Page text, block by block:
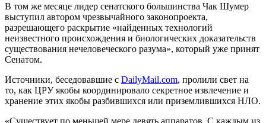
В том же месяце лидер сенатского большинства Чак Шумер
выступил автором чрезвычайного законопроекта,
разрешающего раскрытие «найденных технологий
неизвестного происхождения и биологических доказательств
существования нечеловеческого разума», который уже принят
Сенатом.
Источники, беседовавшие с DailyMail.com, пролили свет на
то, как ЦРУ якобы координировало секретное извлечение и
хранение этих якобы разбившихся или приземлившихся НЛО.
«Существует по меньшей мере девять аппаратов. С каждым из